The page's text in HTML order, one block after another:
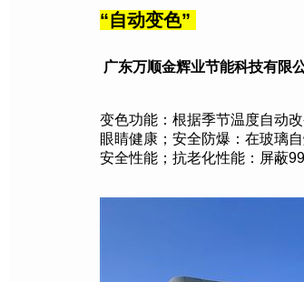
“自动变色”
广东万顺金辉业节能科技有限
变色功能：根据季节温度自动
眼睛健康；安全防爆：在玻璃
安全性能；抗老化性能：屏蔽